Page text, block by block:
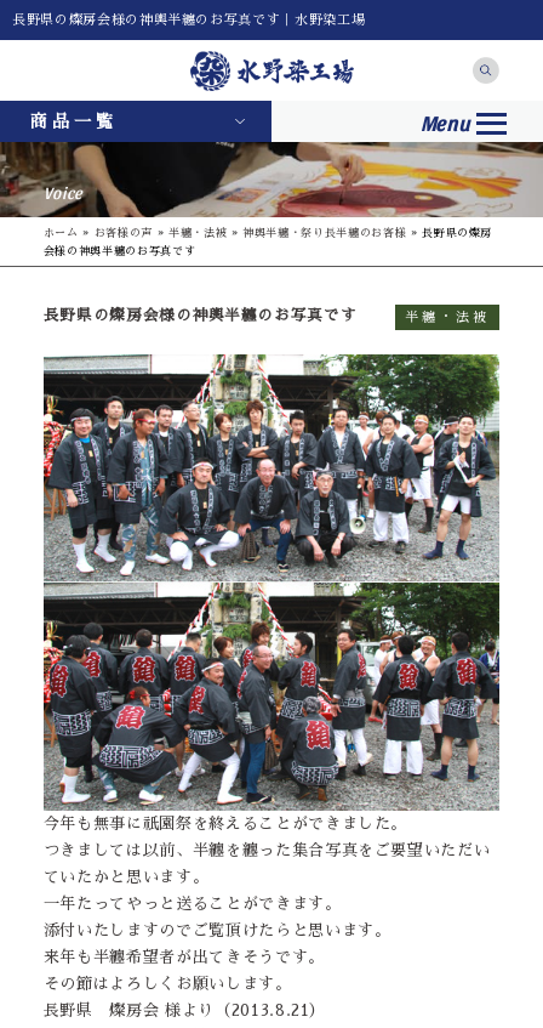
長野県の燦房会様の神輿半纏のお写真です｜水野染工場
商品一覧 Menu
Voice
ホーム » お客様の声 » 半纏・法被 »神輿半纏・祭り長半纏のお客様 »長野県の燦房
会様の神輿半纏のお写真です
長野県の燦房会様の神輿半纏のお写真です 半纏・法被
今年も無事に祇園祭を終えることができました。
つきましては以前、半纏を纏った集合写真をご要望いただい
ていたかと思います。
一年たってやっと送ることができます。
添付いたしますのでご覧頂けたらと思います。
来年も半纏希望者が出てきそうです。
その節はよろしくお願いします。
長野県 燦房会 様より（2013.8.21）